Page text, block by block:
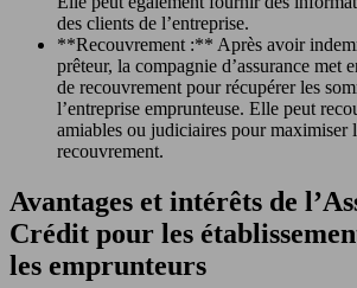
des clients de l’entreprise.
**Recouvrement :** Après avoir
prêteur, la compagnie d’assurance met
de recouvrement pour récupérer les
l’entreprise emprunteuse. Elle peut
amiables ou judiciaires pour maximiser
recouvrement.
Avantages et intérêts de
Crédit pour les
les emprunteurs